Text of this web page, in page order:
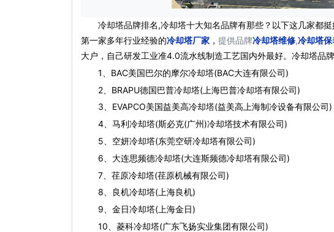
冷却塔品牌排名,冷却塔十大知名品牌有那些？以下这几家都挺
第一家多年行业经验的冷却塔厂家 ， 提供品牌冷却塔维修,冷却塔保
大户，自己研发工业准4.0流水线制造工艺国内外最好。冷却塔品
1、BAC美国巴尔的摩尔冷却塔(BAC大连有限公司)
2、BRAPU德国巴普冷却塔(上海巴普冷却塔有限公司)
3、EVAPCO美国益美高冷却塔(益美高上海制冷设备有限公司)
4、马利冷却塔(斯必克(广州)冷却塔技术有限公司)
5、空妍冷却塔(东莞空研冷却塔有限公司)
6、大连思频德冷却塔(大连斯频德冷却塔有限公司)
7、荏原冷却塔(荏原机械有限公司)
8、良机冷却塔(上海良机)
9、金日冷却塔(上海金日)
10、菱科冷却塔(广东飞扬实业集团有限公司)